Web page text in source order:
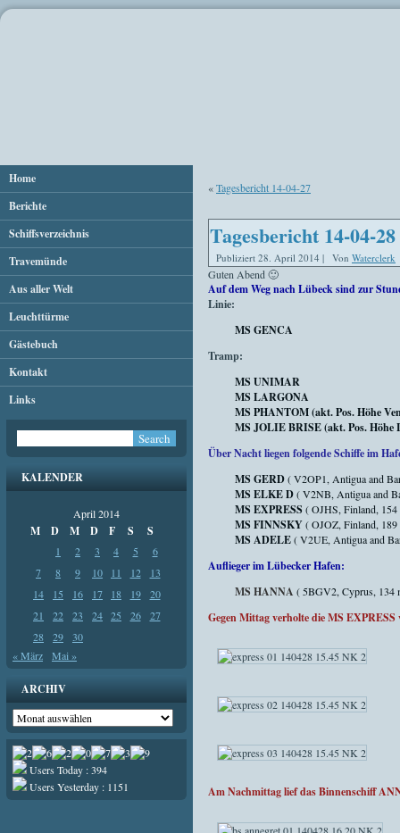
Home
Berichte
Schiffsverzeichnis
Travemünde
Aus aller Welt
Leuchttürme
Gästebuch
Kontakt
Links
KALENDER
April 2014
M D M D F S S
1 2 3 4 5
6
7
8 9 10 11 12
13
14
15 16 17 18 19
20
21
22 23 24 25 26
27
28
29
30
« März
Mai »
ARCHIV
Archiv
Users Today : 394
Users Yesterday : 1151
«Tagesbericht 14-04-27
Tagesbericht 14-04-28
Publiziert 28. April 2014 | Von Waterclerk
Guten Abend 🙂
Auf dem Weg nach Lübeck sind zur
Linie:
MS GENCA
Tramp:
MS UNIMAR
MS LARGONA
MS PHANTOM (akt. Pos. Höhe
MS JOLIE BRISE (akt. Pos. Höhe
Über Nacht liegen folgende Schiffe im
MS GERD( V2OP1, Antigua and
MS ELKE D( V2NB, Antigua and
MS EXPRESS ( OJHS, Finland,
MS FINNSKY( OJOZ, Finland,
MS ADELE( V2UE, Antigua and
Auflieger im Lübecker Hafen:
MS HANNA ( 5BGV2, Cyprus, 134
Gegen Mittag verholte die MS
Am Nachmittag lief das Binnenschiff